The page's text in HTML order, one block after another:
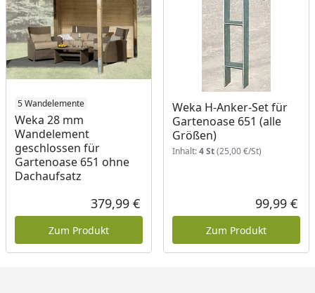
5 Wandelemente
Weka 28 mm
Wandelement
geschlossen für
Gartenoase 651 ohne
Dachaufsatz
Aktueller Preis
379,99 €
Zum Produkt
Weka H-Anker-Set für
Gartenoase 651 (alle
Größen)
Inhalt:4 St(25,00 €/St)
99,99 €
Zum Produkt